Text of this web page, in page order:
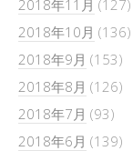
2018年11月 (127)
2018年10月 (136)
2018年9月 (153)
2018年8月 (126)
2018年7月 (93)
2018年6月 (139)